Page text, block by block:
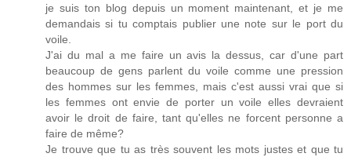
je suis ton blog depuis un moment maintenant, et je me
demandais si tu comptais publier une note sur le port du
voile.
J'ai du mal a me faire un avis la dessus, car d'une part
beaucoup de gens parlent du voile comme une pression
des hommes sur les femmes, mais c'est aussi vrai que si
les femmes ont envie de porter un voile elles devraient
avoir le droit de faire, tant qu'elles ne forcent personne a
faire de même?
Je trouve que tu as très souvent les mots justes et que tu